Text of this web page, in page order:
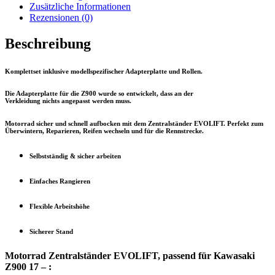
MengeZusätzliche Informationen
Rezensionen (0)
Beschreibung
Komplettset inklusive modellspezifischer Adapterplatte und Rollen.
Die Adapterplatte für die Z900 wurde so entwickelt, dass an der
Verkleidung nichts angepasst werden muss.
Motorrad sicher und schnell aufbocken mit dem Zentralständer EVOLIFT. Perfekt zum
Überwintern, Reparieren, Reifen wechseln und für die Rennstrecke.
Selbstständig & sicher arbeiten
Einfaches Rangieren
Flexible Arbeitshöhe
Sicherer Stand
Motorrad Zentralständer EVOLIFT, passend für Kawasaki
Z900 17 – :